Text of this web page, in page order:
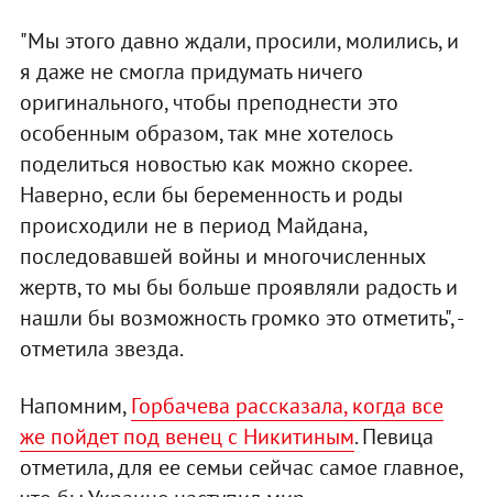
"Мы этого давно ждали, просили, молились, и
я даже не смогла придумать ничего
оригинального, чтобы преподнести это
особенным образом, так мне хотелось
поделиться новостью как можно скорее.
Наверно, если бы беременность и роды
происходили не в период Майдана,
последовавшей войны и многочисленных
жертв, то мы бы больше проявляли радость и
нашли бы возможность громко это отметить", -
отметила звезда.
Напомним,Горбачева рассказала, когда все
же пойдет под венец с Никитиным. Певица
отметила, для ее семьи сейчас самое главное,